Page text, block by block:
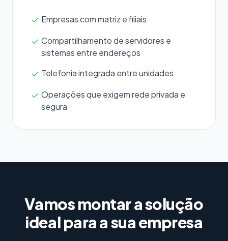
Empresas com matriz e filiais
Compartilhamento de servidores e
sistemas entre endereços
Telefonia integrada entre unidades
Operações que exigem rede privada e
segura
Vamos montar a solução
ideal para a sua empresa